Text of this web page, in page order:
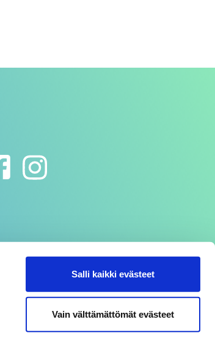
Salli kaikki evästeet
Vain välttämättömät evästeet